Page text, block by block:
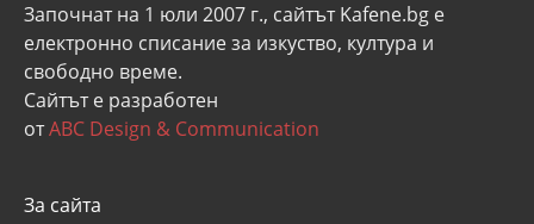
Започнат на 1 юли 2007 г., сайтът Kafene.bg e
eлектронно списание за изкуство, култура и
свободно време.
Сайтът е разработен
отABC Design & Communication
За сайта